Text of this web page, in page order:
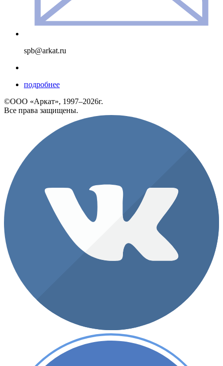
spb@arkat.ru
подробнее
©ООО «Аркат», 1997–2026г.
Все права защищены.